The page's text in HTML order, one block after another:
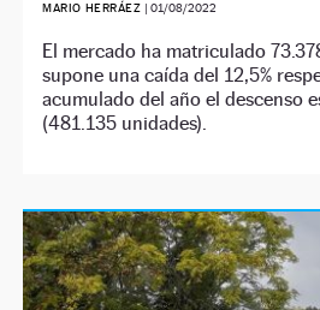
MARIO HERRÁEZ |01/08/2022
El mercado ha matriculado
supone una caída del 12,5%
acumulado del año el descenso
(481.135 unidades).